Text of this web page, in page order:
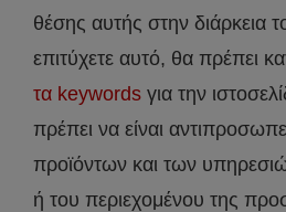
θέσης αυτής στην διάρκεια
επιτύχετε αυτό, θα πρέπει
τα keywords για την
πρέπει να είναι
προϊόντων και των
ή του περιεχομένου της